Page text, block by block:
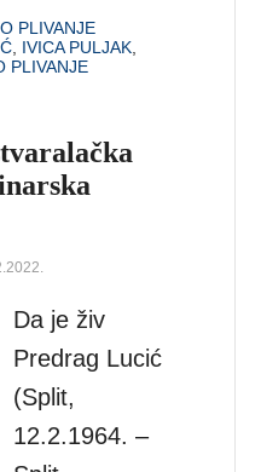
PLIVANJE
, IVICA PULJAK,
PLIVANJE
Da je živ
Predrag Lucić
(Split,
12.2.1964. –